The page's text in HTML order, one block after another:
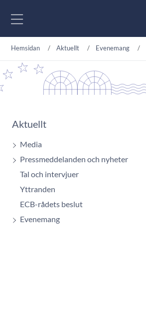
Hemsidan Aktuellt Evenemang
Aktuellt
Media
Pressmeddelanden och nyheter
Tal och intervjuer
Yttranden
ECB-rådets beslut
Evenemang